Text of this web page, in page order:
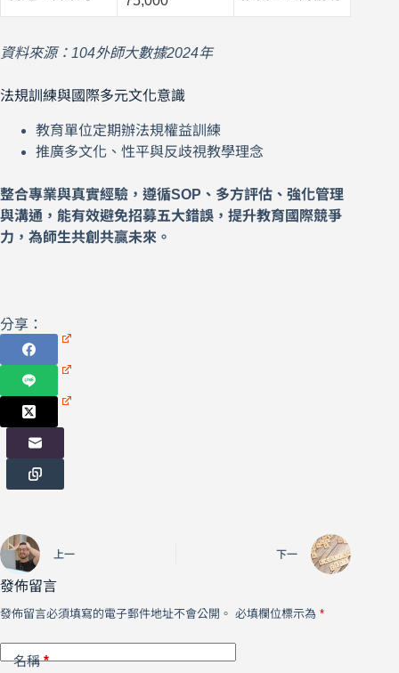
資料來源：104外師大數據2024年
法規訓練與國際多元文化意識
教育單位定期辦法規權益訓練
推廣多文化、性平與反歧視教學理念
整合專業與真實經驗，遵循SOP、多方評估、強化管理
與溝通，能有效避免招募五大錯誤，提升教育國際競爭
力，為師生共創共贏未來。
分享：
上一 下一
發佈留言
發佈留言必須填寫的電子郵件地址不會公開。 必填欄位標示為 *
名稱*